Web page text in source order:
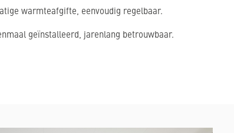
warmteafgifte, eenvoudig regelbaar.
geïnstalleerd, jarenlang betrouwbaar.